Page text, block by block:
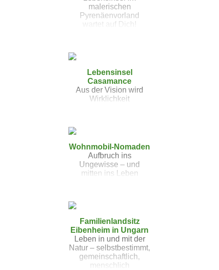
malerischen
Pyrenäenvorland
wartet auf Dich!
Lebensinsel
Casamance
Aus der Vision wird
Wirklichkeit
Wohnmobil-Nomaden
Aufbruch ins
Ungewisse – und
mitten ins Leben
Familienlandsitz
Eibenheim in Ungarn
Leben in und mit der
Natur – selbstbestimmt,
gemeinschaftlich,
menschlich